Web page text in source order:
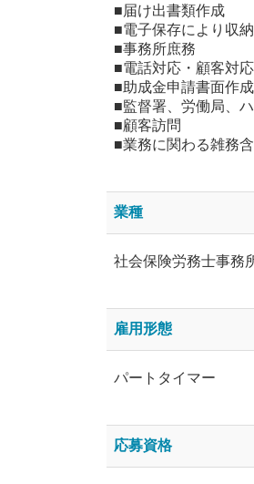
■届け出書類作成
■電子保存により収
■事務所庶務
■電話対応・顧客対応
■助成金申請書面作成
■監督署、労働局、
■顧客訪問
■業務に関わる雑務含
業種
社会保険労務士事務
雇用形態
パートタイマー
応募資格